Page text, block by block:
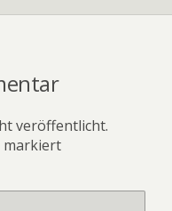
veröffentlicht.
markiert